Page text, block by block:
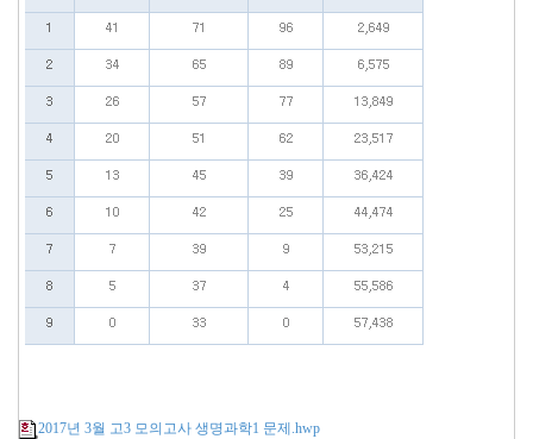
2017년 3월 고3 모의고사 생명과학1 문제.hwp